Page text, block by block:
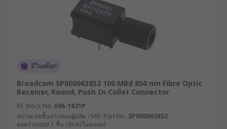
มีในสต็อก
Broadcom SP000063852 100 MBd 850 nm Fibre Optic
Receiver, Round, Push In Collet Connector
RS Stock No. 696-1831P
หมายเลขชิ้นส่วนของผู้ผลิต / Mfr. Part No. SP000063852
ยอดรวมย่อย 1 ชิ้น (จัดส่งในหลอด)